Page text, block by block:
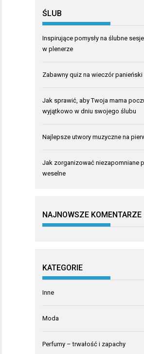
ŚLUB
Inspirujące pomysły na ślubne
w plenerze
Zabawny quiz na wieczór panieński
Jak sprawić, aby Twoja mama
wyjątkowo w dniu swojego ślubu
Najlepsze utwory muzyczne na
Jak zorganizować niezapomniane
weselne
NAJNOWSZE KOMENTARZE
KATEGORIE
Inne
Moda
Perfumy – trwałość i zapachy